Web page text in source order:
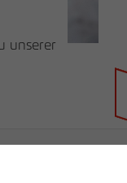
unserer